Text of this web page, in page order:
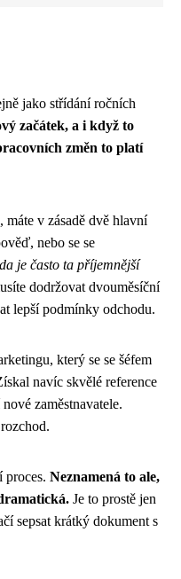
jako střídání ročních
začátek, a i když to
změn to platí
v zásadě dvě hlavní
nebo se se
je často ta příjemnější
dodržovat dvouměsíční
lepší podmínky odchodu.
který se se šéfem
navíc skvělé reference
zaměstnavatele.
Neznamená to ale,
Je to prostě jen
sepsat krátký dokument s